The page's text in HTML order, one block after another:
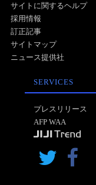
サイトに関するヘルプ
採用情報
訂正記事
サイトマップ
ニュース提供社
SERVICES
プレスリリース
AFP WAA